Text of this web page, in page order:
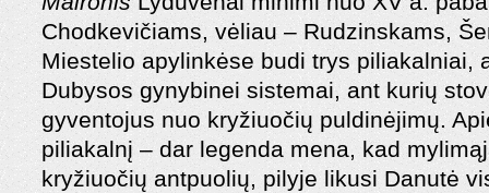
Chodkevičiams, vėliau – Rudzinskams,
Miestelio apylinkėse budi trys piliakalniai,
Dubysos gynybinei sistemai, ant kurių
gyventojus nuo kryžiuočių puldinėjimų.
piliakalnį – dar legenda mena, kad
kryžiuočių antpuolių, pilyje likusi Danutė